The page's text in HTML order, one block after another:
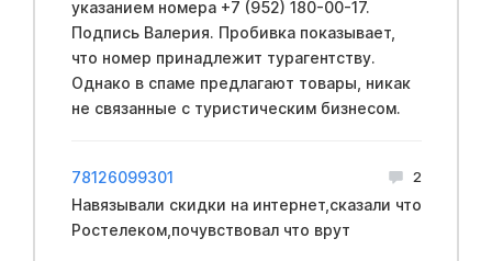
указанием номера +7 (952) 180-00-17.
Подпись Валерия. Пробивка показывает,
что номер принадлежит турагентству.
Однако в спаме предлагают товары, никак
не связанные с туристическим бизнесом.
78126099301 2
Навязывали скидки на интернет,сказали что
Ростелеком,почувствовал что врут